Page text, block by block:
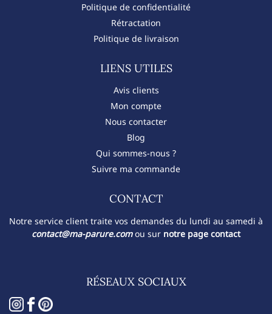
Politique de confidentialité
Rétractation
Politique de livraison
LIENS UTILES
Avis clients
Mon compte
Nous contacter
Blog
Qui sommes-nous ?
Suivre ma commande
CONTACT​
Notre service client traite vos demandes du lundi au samedi à
contact@ma-parure.comou sur notre page contact
RÉSEAUX SOCIAUX